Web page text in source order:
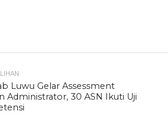
Luwu Gelar Assessment
Administrator, 30 ASN Ikuti Uji